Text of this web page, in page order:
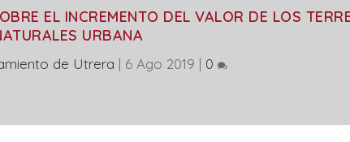
EL INCREMENTO DEL VALOR DE LOS
URBANA
de Utrera | 6 Ago 2019 | 0